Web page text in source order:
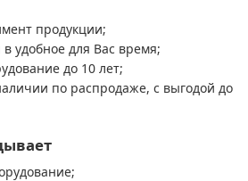
продукции;
удобное для Вас время;
до 10 лет;
по распродаже, с выгодой до